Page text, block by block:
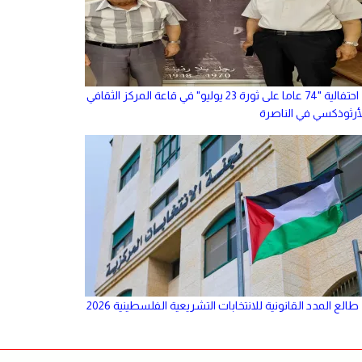
احتفالية "74 عاما على ثورة 23 يوليو" في قاعة المركز الثقافي
في الناصرة
طالع المدد القانونية للانتخابات التشريعية الفلسطينية 2026